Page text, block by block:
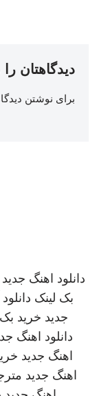
دیدگاهتان را
برای نوشتن
دانلود اهنگ جدید
بک لینک
جدید خرید
دانلود اهنگ
اهنگ جدید
اهنگ جدید